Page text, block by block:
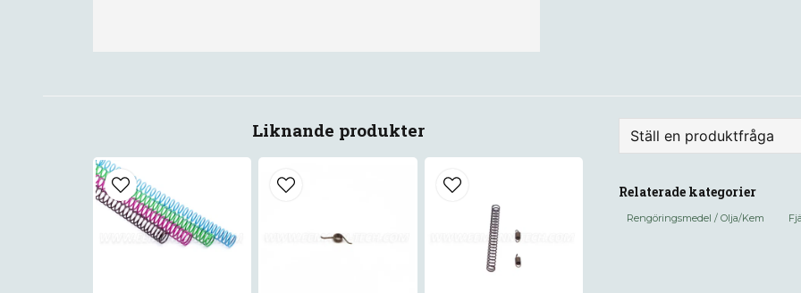
Liknande produkter Ställ en produktfråga
Fråga oss något om
Relaterade kategorier
Rengöringsmedel / Olja/Kem